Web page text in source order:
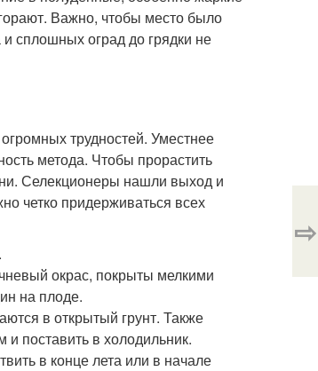
Важно, чтобы место было
сплошных оград до грядки не
трудностей. Уместнее
метода. Чтобы прорастить
Селекционеры нашли выход и
четко придерживаться всех
окрас, покрыты мелкими
на плоде.
в открытый грунт. Также
поставить в холодильник.
в конце лета или в начале
⇨